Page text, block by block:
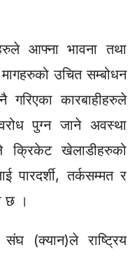
आफ्ना भावना तथा
उचित सम्बोधन
गरिएका कारबाहीहरुले
पुग्न जाने अवस्था
क्रिकेट खेलाडीहरुको
पारदर्शी, तर्कसम्मत र
छ ।
(क्यान)ले राष्ट्रिय